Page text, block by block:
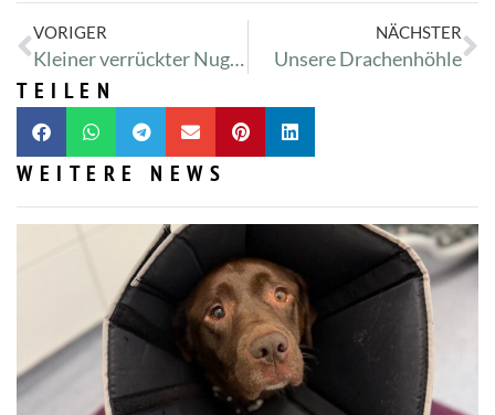
VORIGER
Kleiner verrückter Nugget
NÄCHSTER
Unsere Drachenhöhle
TEILEN
WEITERE NEWS